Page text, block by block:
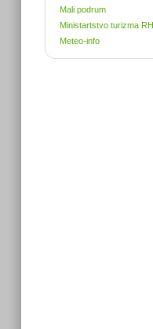
Mali podrum
Ministartstvo turizma RH
Meteo-info